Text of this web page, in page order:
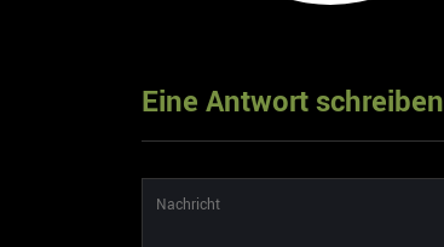
Eine Antwort schreiben